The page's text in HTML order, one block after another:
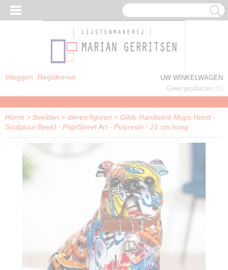
Inloggen Registreren
UW WINKELWAGEN
Geen producten (0)
Home > Beelden > dieren figuren > Gilde Handwerk Mops Hond -
Sculptuur Beeld - Pop/Street Art - Polyresin - 21 cm hoog